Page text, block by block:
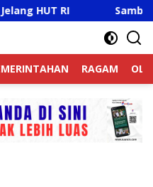
Sambut HUT RI Ke-
RAGAM